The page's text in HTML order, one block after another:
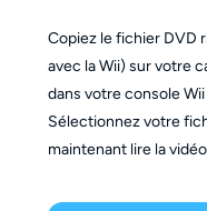
Copiez le fichier DVD
avec la Wii) sur votre
dans votre console
Sélectionnez votre
maintenant lire la